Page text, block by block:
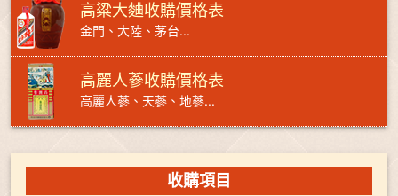
高粱大麯收購價格表
金門、大陸、茅台...
高麗人蔘收購價格表
高麗人蔘、天蔘、地蔘...
收購項目